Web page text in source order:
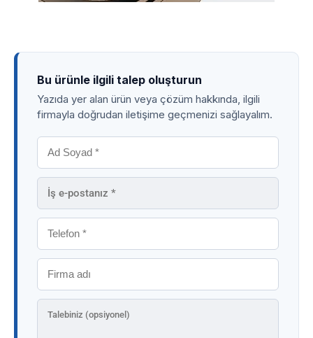
Bu ürünle ilgili talep oluşturun
Yazıda yer alan ürün veya çözüm hakkında, ilgili
firmayla doğrudan iletişime geçmenizi sağlayalım.